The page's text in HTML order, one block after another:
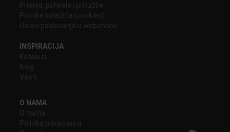
Pitanja, pohvale i pritužbe
Politika kolačića (cookies)
Uslovi poslovanja u webshopu
INSPIRACIJA
Katalozi
Blog
Vesti
O NAMA
O nama
Politika privatnosti